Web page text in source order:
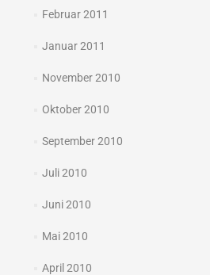
Februar 2011
Januar 2011
November 2010
Oktober 2010
September 2010
Juli 2010
Juni 2010
Mai 2010
April 2010